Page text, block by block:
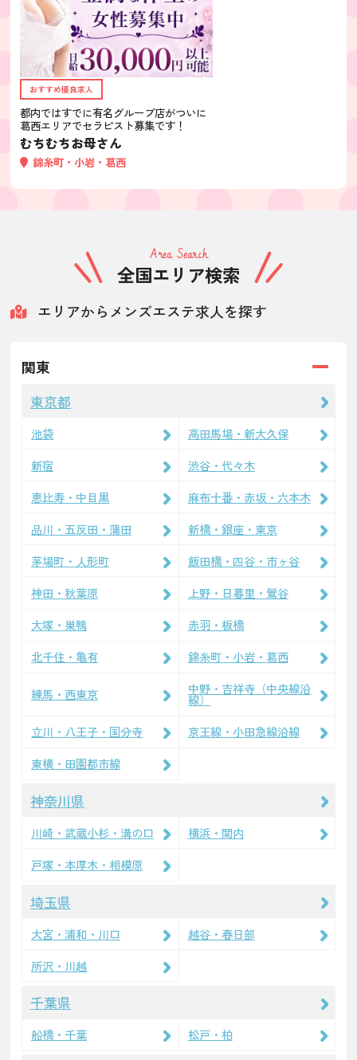
おすすめ優良求人
都内ではすでに有名グループ店がついに
葛西エリアでセラピスト募集です！
むちむちお母さん
錦糸町・小岩・葛西
Area Search
全国エリア検索
エリアからメンズエステ求人を探す
関東
東京都
池袋
高田馬場・新大久保
新宿
渋谷・代々木
恵比寿・中目黒
麻布十番・赤坂・六本木
品川・五反田・蒲田
新橋・銀座・東京
茅場町・人形町
飯田橋・四谷・市ヶ谷
神田・秋葉原
上野・日暮里・鶯谷
大塚・巣鴨
赤羽・板橋
北千住・亀有
錦糸町・小岩・葛西
練馬・西東京 中野・吉祥寺（中央線沿
線）
立川・八王子・国分寺
京王線・小田急線沿線
東横・田園都市線
神奈川県
川崎・武蔵小杉・溝の口
横浜・関内
戸塚・本厚木・相模原
埼玉県
大宮・浦和・川口
越谷・春日部
所沢・川越
千葉県
船橋・千葉 松戸・柏